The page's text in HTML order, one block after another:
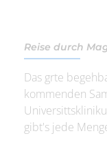
Reise durch
Das grte
kommenden
gibt's jede